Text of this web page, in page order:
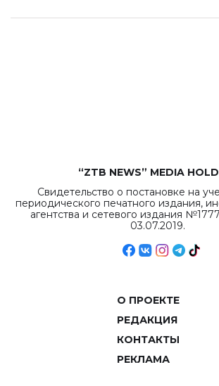
“ZTB NEWS” MEDIA
Свидетельство о постановке на
периодического печатного издания,
агентства и сетевого издания
03.07.2019.
О ПРОЕКТЕ
РЕДАКЦИЯ
КОНТАКТЫ
РЕКЛАМА